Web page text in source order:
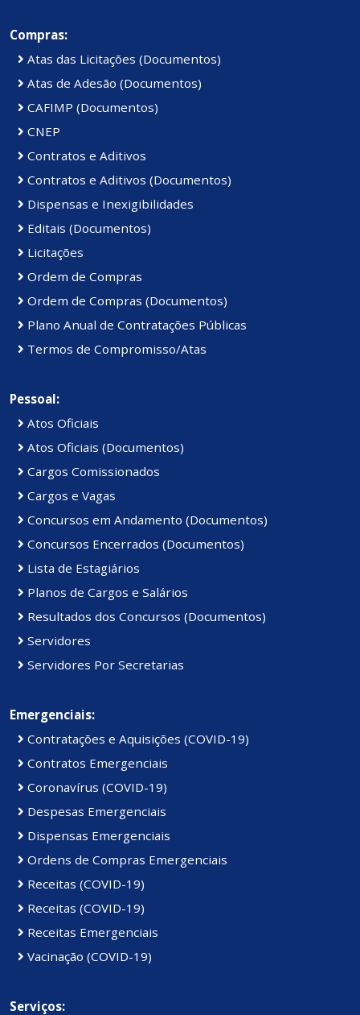
Compras:
Atas das Licitações (Documentos)
Atas de Adesão (Documentos)
CAFIMP (Documentos)
CNEP
Contratos e Aditivos
Contratos e Aditivos (Documentos)
Dispensas e Inexigibilidades
Editais (Documentos)
Licitações
Ordem de Compras
Ordem de Compras (Documentos)
Plano Anual de Contratações Públicas
Termos de Compromisso/Atas
Pessoal:
Atos Oficiais
Atos Oficiais (Documentos)
Cargos Comissionados
Cargos e Vagas
Concursos em Andamento (Documentos)
Concursos Encerrados (Documentos)
Lista de Estagiários
Planos de Cargos e Salários
Resultados dos Concursos (Documentos)
Servidores
Servidores Por Secretarias
Emergenciais:
Contratações e Aquisições (COVID-19)
Contratos Emergenciais
Coronavírus (COVID-19)
Despesas Emergenciais
Dispensas Emergenciais
Ordens de Compras Emergenciais
Receitas (COVID-19)
Receitas (COVID-19)
Receitas Emergenciais
Vacinação (COVID-19)
Serviços: